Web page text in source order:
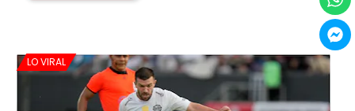
LO VIRAL